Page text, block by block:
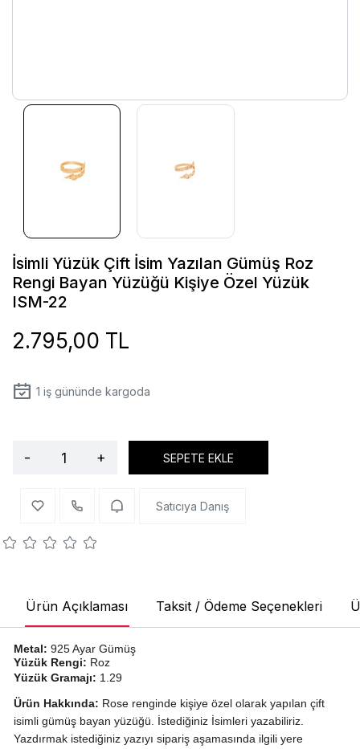
İsimli Yüzük Çift İsim Yazılan Gümüş Roz
Rengi Bayan Yüzüğü Kişiye Özel Yüzük
ISM-22
2.795,00 TL
1 iş gününde kargoda
- + SEPETE EKLE
Satıcıya Danış
Ürün Açıklaması Taksit / Ödeme Seçenekleri
Metal: 925 Ayar Gümüş
Yüzük Rengi: Roz
Yüzük Gramajı: 1.29
Ürün Hakkında: Rose renginde kişiye özel olarak yapılan çift
isimli gümüş bayan yüzüğü. İstediğiniz İsimleri yazabiliriz.
Yazdırmak istediğiniz yazıyı sipariş aşamasında ilgili yere